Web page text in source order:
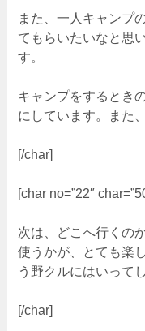
また、一人キャンプ
てもらいたいなと思
す。
キャンプをするとき
にしています。また
[/char]
[char no=”22″
次は、どこへ行くの
使うかが、とても楽
う野クルにはいって
[/char]